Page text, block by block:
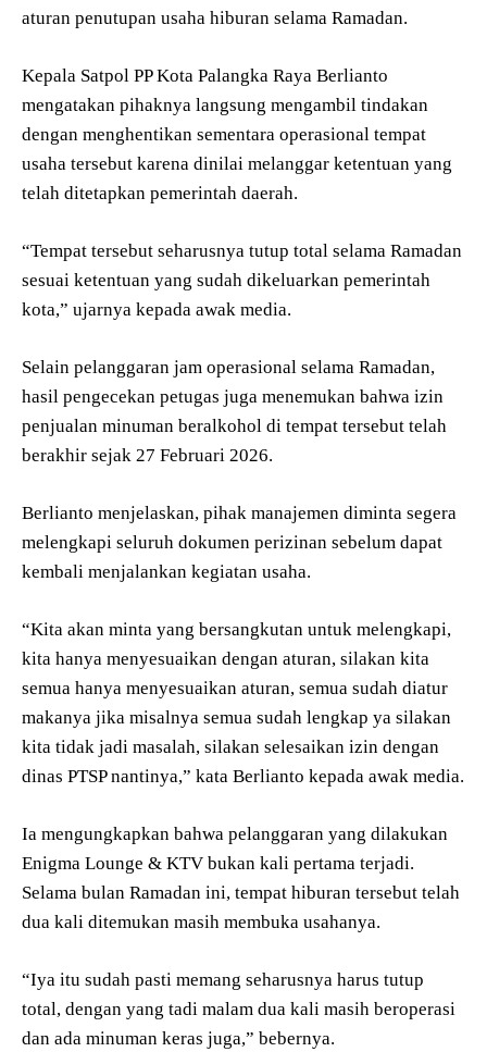
aturan penutupan usaha hiburan selama Ramadan.
Kepala Satpol PP Kota Palangka Raya Berlianto
mengatakan pihaknya langsung mengambil tindakan
dengan menghentikan sementara operasional tempat
usaha tersebut karena dinilai melanggar ketentuan yang
telah ditetapkan pemerintah daerah.
“Tempat tersebut seharusnya tutup total selama Ramadan
sesuai ketentuan yang sudah dikeluarkan pemerintah
kota,” ujarnya kepada awak media.
Selain pelanggaran jam operasional selama Ramadan,
hasil pengecekan petugas juga menemukan bahwa izin
penjualan minuman beralkohol di tempat tersebut telah
berakhir sejak 27 Februari 2026.
Berlianto menjelaskan, pihak manajemen diminta segera
melengkapi seluruh dokumen perizinan sebelum dapat
kembali menjalankan kegiatan usaha.
“Kita akan minta yang bersangkutan untuk melengkapi,
kita hanya menyesuaikan dengan aturan, silakan kita
semua hanya menyesuaikan aturan, semua sudah diatur
makanya jika misalnya semua sudah lengkap ya silakan
kita tidak jadi masalah, silakan selesaikan izin dengan
dinas PTSP nantinya,” kata Berlianto kepada awak media.
Ia mengungkapkan bahwa pelanggaran yang dilakukan
Enigma Lounge & KTV bukan kali pertama terjadi.
Selama bulan Ramadan ini, tempat hiburan tersebut telah
dua kali ditemukan masih membuka usahanya.
“Iya itu sudah pasti memang seharusnya harus tutup
total, dengan yang tadi malam dua kali masih beroperasi
dan ada minuman keras juga,” bebernya.